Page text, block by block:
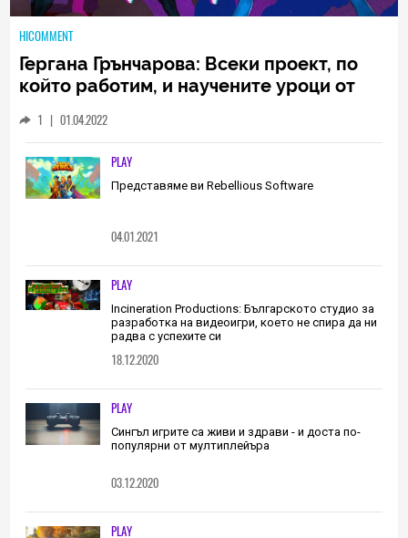
HICOMMENT
Гергана Грънчарова: Всеки проект, по
който работим, и научените уроци от
трябва да извървим като екип
(ИНТЕРВЮ)
1 | 01.04.2022
PLAY
Представяме ви Rebellious Software
04.01.2021
PLAY
Incineration Productions: Българското студио за
разработка на видеоигри, което не спира да ни
радва с успехите си
18.12.2020
PLAY
Сингъл игрите са живи и здрави - и доста по-
популярни от мултиплейъра
03.12.2020
PLAY